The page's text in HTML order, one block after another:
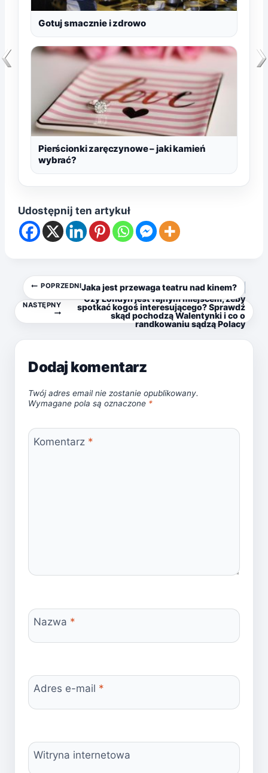
Gotuj smacznie i zdrowo
Pierścionki zaręczynowe – jaki kamień
wybrać?
Udostępnij ten artykuł
Nawigacja
wpisu
POPRZEDNIJaka jest przewaga teatru nad kinem?
NASTĘPNY
Czy Londyn jest fajnym miejscem, żeby
spotkać kogoś interesującego? Sprawdź
skąd pochodzą Walentynki i co o
randkowaniu sądzą Polacy
Dodaj komentarz
Twój adres email nie zostanie opublikowany.
Wymagane pola są oznaczone *
Komentarz *
Nazwa *
Adres e-mail *
Witryna internetowa